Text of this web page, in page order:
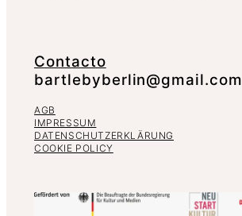
Contacto
bartlebyberlin@gmail.com
AGB
IMPRESSUM
DATENSCHUTZERKLÄRUNG
COOKIE POLICY